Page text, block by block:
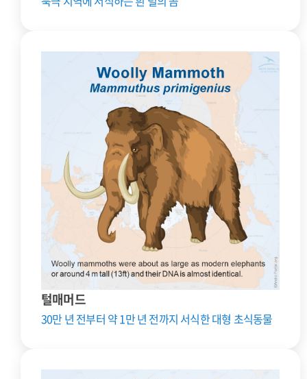
털매머드
30만 년 전부터 약 1만 년 전까지 서식한 대형 초식동물